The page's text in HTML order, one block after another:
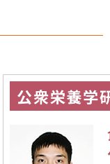
公衆栄養学